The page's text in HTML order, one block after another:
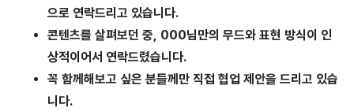
으로 연락드리고 있습니다.
콘텐츠를 살펴보던 중, 000님만의 무드와 표현 방식이 인
상적이어서 연락드렸습니다.
꼭 함께해보고 싶은 분들께만 직접 협업 제안을 드리고 있습
니다.